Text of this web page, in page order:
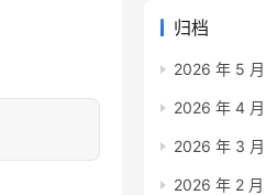
归档
2026 年 5 月
2026 年 4 月
2026 年 3 月
2026 年 2 月